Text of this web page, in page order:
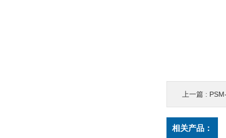
上一篇 : PSM-
相关产品：